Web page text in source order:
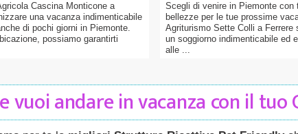
Cascina Monticone a
una vacanza indimenticabile
di pochi giorni in Piemonte.
possiamo garantirti
Scegli di venire in Piemonte con
bellezze per le tue prossime
Agriturismo Sette Colli a Ferrere
un soggiorno indimenticabile ed
alle ...
vuoi andare in vacanza con il tuo